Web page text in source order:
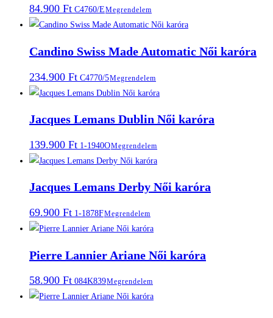
84.900 Ft C4760/EMegrendelem
Candino Swiss Made Automatic Női karóra
234.900 Ft C4770/5Megrendelem
Jacques Lemans Dublin Női karóra
139.900 Ft 1-1940OMegrendelem
Jacques Lemans Derby Női karóra
69.900 Ft 1-1878FMegrendelem
Pierre Lannier Ariane Női karóra
58.900 Ft 084K839Megrendelem